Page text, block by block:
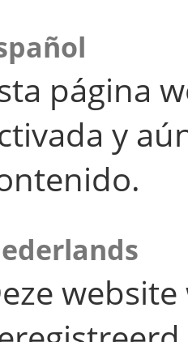
página
y